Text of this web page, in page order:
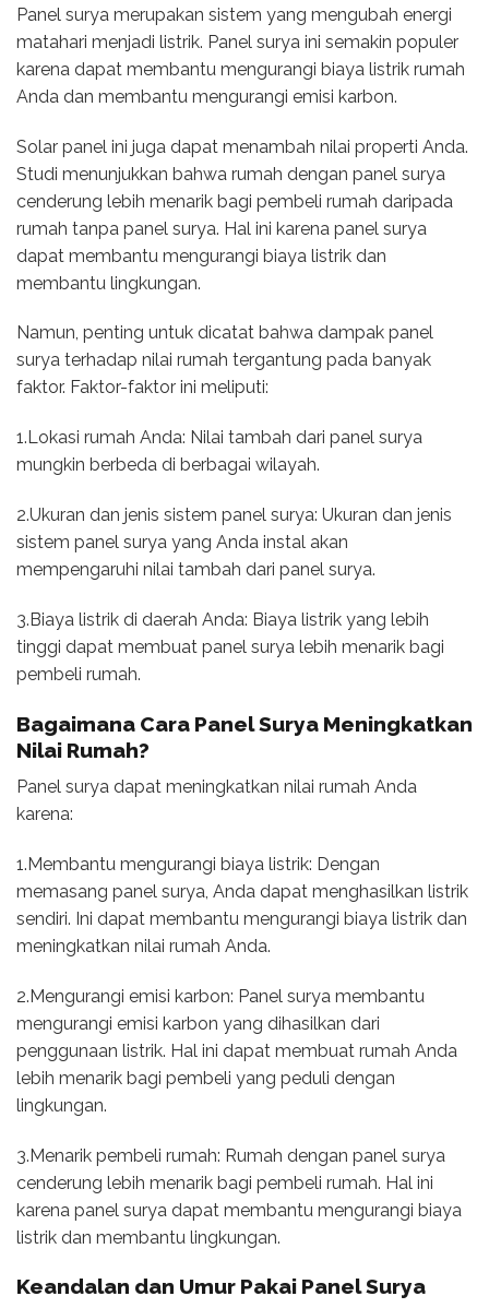
Panel surya merupakan sistem yang mengubah energi
matahari menjadi listrik. Panel surya ini semakin populer
karena dapat membantu mengurangi biaya listrik rumah
Anda dan membantu mengurangi emisi karbon.
Solar panel ini juga dapat menambah nilai properti Anda.
Studi menunjukkan bahwa rumah dengan panel surya
cenderung lebih menarik bagi pembeli rumah daripada
rumah tanpa panel surya. Hal ini karena panel surya
dapat membantu mengurangi biaya listrik dan
membantu lingkungan.
Namun, penting untuk dicatat bahwa dampak panel
surya terhadap nilai rumah tergantung pada banyak
faktor. Faktor-faktor ini meliputi:
1.Lokasi rumah Anda: Nilai tambah dari panel surya
mungkin berbeda di berbagai wilayah.
2.Ukuran dan jenis sistem panel surya: Ukuran dan jenis
sistem panel surya yang Anda instal akan
mempengaruhi nilai tambah dari panel surya.
3.Biaya listrik di daerah Anda: Biaya listrik yang lebih
tinggi dapat membuat panel surya lebih menarik bagi
pembeli rumah.
Bagaimana Cara Panel Surya Meningkatkan
Nilai Rumah?
Panel surya dapat meningkatkan nilai rumah Anda
karena:
1.Membantu mengurangi biaya listrik: Dengan
memasang panel surya, Anda dapat menghasilkan listrik
sendiri. Ini dapat membantu mengurangi biaya listrik dan
meningkatkan nilai rumah Anda.
2.Mengurangi emisi karbon: Panel surya membantu
mengurangi emisi karbon yang dihasilkan dari
penggunaan listrik. Hal ini dapat membuat rumah Anda
lebih menarik bagi pembeli yang peduli dengan
lingkungan.
3.Menarik pembeli rumah: Rumah dengan panel surya
cenderung lebih menarik bagi pembeli rumah. Hal ini
karena panel surya dapat membantu mengurangi biaya
listrik dan membantu lingkungan.
Keandalan dan Umur Pakai Panel Surya